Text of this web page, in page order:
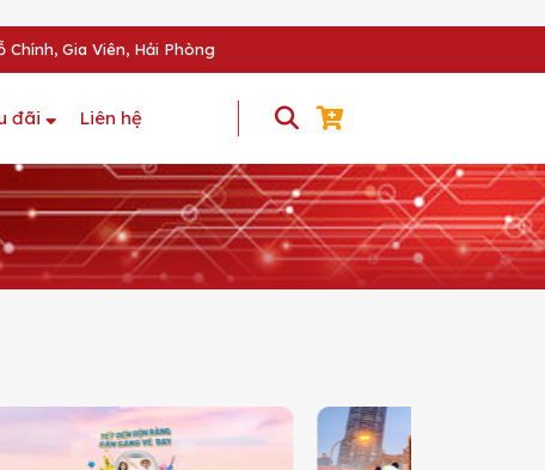
Chính, Gia Viên, Hải Phòng
đãi Liên hệ